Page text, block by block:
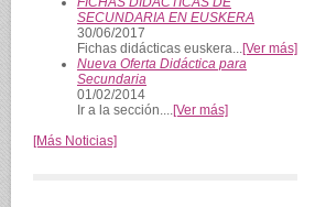
SECUNDARIA EN EUSKERA
30/06/2017
Fichas didácticas euskera...[Ver más]
Nueva Oferta Didáctica para
Secundaria
01/02/2014
Ir a la sección....[Ver más]
[Más Noticias]